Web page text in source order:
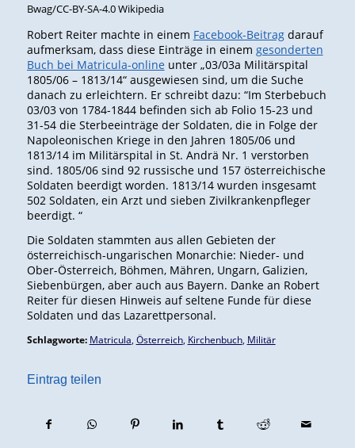
Bwag/CC-BY-SA-4.0 Wikipedia
Robert Reiter machte in einem Facebook-Beitragdarauf
aufmerksam, dass diese Einträge in einem gesonderten
Buch bei Matricula-online unter „03/03a Militärspital
1805/06 – 1813/14“ ausgewiesen sind, um die Suche
danach zu erleichtern. Er schreibt dazu: “Im Sterbebuch
03/03 von 1784-1844 befinden sich ab Folio 15-23 und
31-54 die Sterbeeinträge der Soldaten, die in Folge der
Napoleonischen Kriege in den Jahren 1805/06 und
1813/14 im Militärspital in St. Andrä Nr. 1 verstorben
sind. 1805/06 sind 92 russische und 157 österreichische
Soldaten beerdigt worden. 1813/14 wurden insgesamt
502 Soldaten, ein Arzt und sieben Zivilkrankenpfleger
beerdigt. “
Die Soldaten stammten aus allen Gebieten der
österreichisch-ungarischen Monarchie: Nieder- und
Ober-Österreich, Böhmen, Mähren, Ungarn, Galizien,
Siebenbürgen, aber auch aus Bayern. Danke an Robert
Reiter für diesen Hinweis auf seltene Funde für diese
Soldaten und das Lazarettpersonal.
Schlagworte: Matricula, Österreich, Kirchenbuch, Militär
Eintrag teilen